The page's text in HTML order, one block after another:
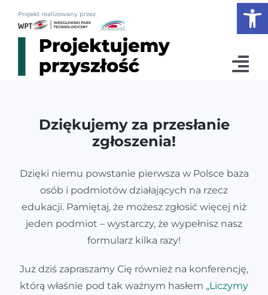
zawartości
Projekt realizowany przez
Plan dla edukacji
Podcasty
Szkoły & biznes
Kontakt
Dziękujemy za przesłanie
zgłoszenia!
Dzięki niemu powstanie pierwsza w Polsce baza
osób i podmiotów działających na rzecz
edukacji. Pamiętaj, że możesz zgłosić więcej niż
jeden podmiot – wystarczy, że wypełnisz nasz
formularz kilka razy!
Już dziś zapraszamy Cię również na konferencję,
którą właśnie pod tak ważnym hasłem „Liczymy